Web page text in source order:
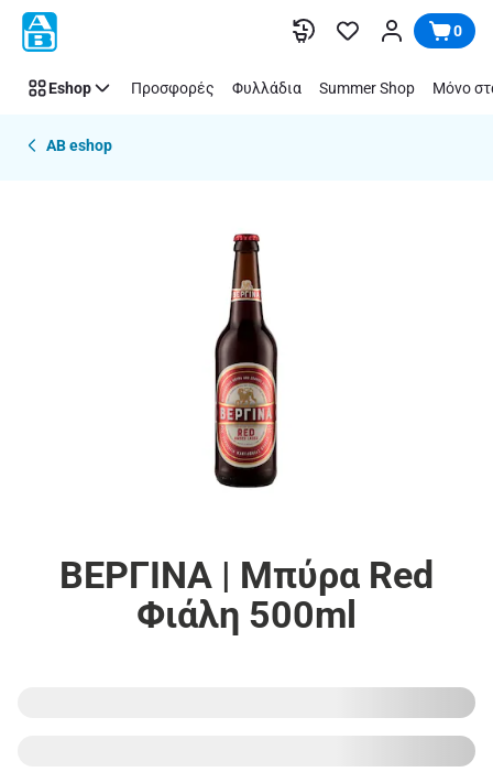
Παράλειψη 0
Eshop Προσφορές Φυλλάδια Summer Shop Μόνο
AB eshop
ΒΕΡΓΙΝΑ | Μπύρα Red
Φιάλη 500ml